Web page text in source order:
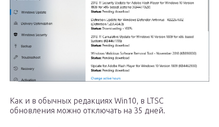
Как и в обычных редакциях Win10, в LTSC
обновления можно отключать на 35 дней.